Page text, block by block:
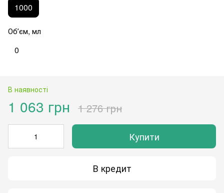
1000
Обʼєм, мл
0
В наявності
1 063 грн 1 276 грн
Купити
В кредит